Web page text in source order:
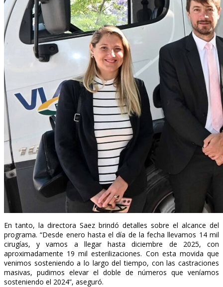
En tanto, la directora Saez brindó detalles sobre el alcance del
programa. “Desde enero hasta el día de la fecha llevamos 14 mil
cirugías, y vamos a llegar hasta diciembre de 2025, con
aproximadamente 19 mil esterilizaciones. Con esta movida que
venimos sosteniendo a lo largo del tiempo, con las castraciones
masivas, pudimos elevar el doble de números que veníamos
sosteniendo el 2024”, aseguró.